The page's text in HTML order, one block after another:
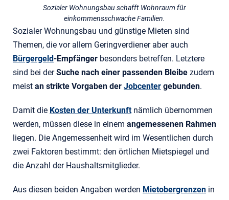
Sozialer Wohnungsbau schafft Wohnraum für
einkommensschwache Familien.
Sozialer Wohnungsbau und günstige Mieten sind
Themen, die vor allem Geringverdiener aber auch
Bürgergeld-Empfänger besonders betreffen. Letztere
sind bei derSuche nach einer passenden Bleibe zudem
meist an strikte Vorgaben der Jobcenter gebunden.
Damit die Kosten der Unterkunftnämlich übernommen
werden, müssen diese in einem angemessenen Rahmen
liegen. Die Angemessenheit wird im Wesentlichen durch
zwei Faktoren bestimmt: den örtlichen Mietspiegel und
die Anzahl der Haushaltsmitglieder.
Aus diesen beiden Angaben werden Mietobergrenzen in